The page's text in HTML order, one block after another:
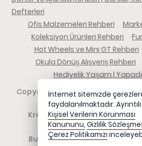
Defterleri
Ofis Malzemeleri Rehberi
Koleksiyon Ürünleri Rehberi
Hot Wheels ve Mini GT Rehberi
Okula Dönüş Alışveriş Rehberi
Hediyelik Yaşam |
Copyright 2026
saklıdır.
Kredi kartı bilgileriniz 256bit
Bu site AKINSOFT E-Ticaret ile
İnternet sitemizde
faydalanılmaktadır.
Kişisel Verilerin Korunması
Kanununu, Gizlilik
Çerez Politikamızı